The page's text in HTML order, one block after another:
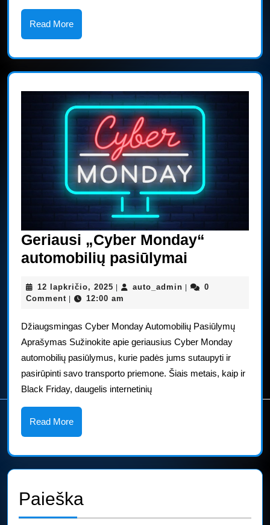
varžovo
Read MoreRead
More
Geriausi „Cyber Monday“
automobilių pasiūlymai
Monday“
pasiūlymai
12 lapkričio, 2025 12
lapkričio,
auto_admin auto_admin
0
Comment
12:00 am
Džiaugsmingas Cyber Monday Automobilių Pasiūlymų
Aprašymas Sužinokite apie geriausius Cyber Monday
automobilių pasiūlymus, kurie padės jums sutaupyti ir
pasirūpinti savo transporto priemone. Šiais metais, kaip ir
Black Friday, daugelis internetinių
Read MoreRead
More
Paieška